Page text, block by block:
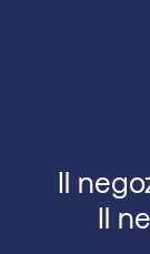
Il
Il